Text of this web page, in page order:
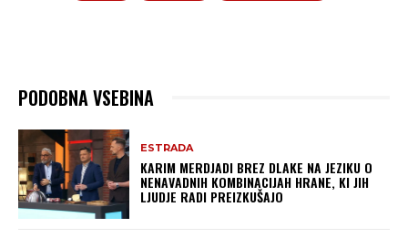
PODOBNA VSEBINA
ESTRADA
KARIM MERDJADI BREZ DLAKE NA JEZIKU O
NENAVADNIH KOMBINACIJAH HRANE, KI JIH
LJUDJE RADI PREIZKUŠAJO